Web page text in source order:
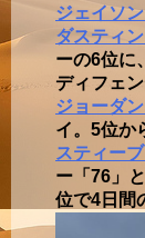
ジェイソ
ダスティ
ーの6位に、
ディフェ
ジョーダ
イ。5位か
スティー
ー「76」
位で4日間